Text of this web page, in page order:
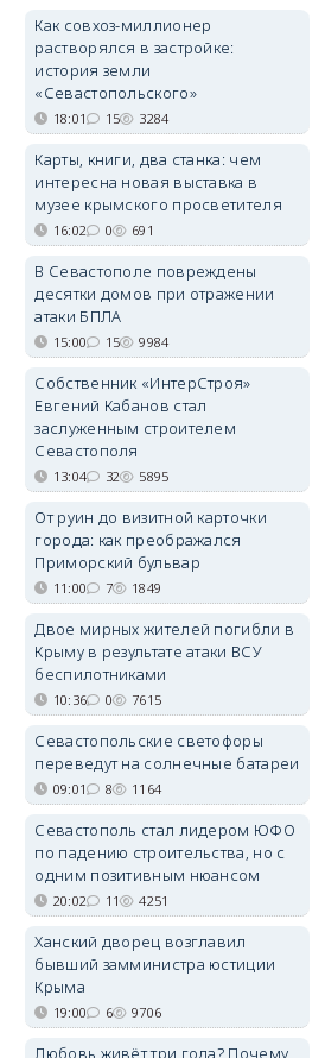
Как совхоз-миллионер
растворялся в застройке:
история земли
«Севастопольского»
18:01 15 3284
Карты, книги, два станка: чем
интересна новая выставка в
музее крымского просветителя
16:02 0 691
В Севастополе повреждены
десятки домов при отражении
атаки БПЛА
15:00 15 9984
Собственник «ИнтерСтроя»
Евгений Кабанов стал
заслуженным строителем
Севастополя
13:04 32 5895
От руин до визитной карточки
города: как преображался
Приморский бульвар
11:00 7 1849
Двое мирных жителей погибли в
Крыму в результате атаки ВСУ
беспилотниками
10:36 0 7615
Севастопольские светофоры
переведут на солнечные батареи
09:01 8 1164
Севастополь стал лидером ЮФО
по падению строительства, но с
одним позитивным нюансом
20:02 11 4251
Ханский дворец возглавил
бывший замминистра юстиции
Крыма
19:00 6 9706
Любовь живёт три года? Почему